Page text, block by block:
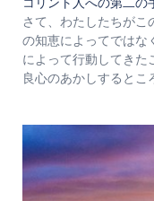
コリント人への第二の
さて、わたしたちがこ
の知恵によってではな
によって行動してきた
良心のあかしするとこ